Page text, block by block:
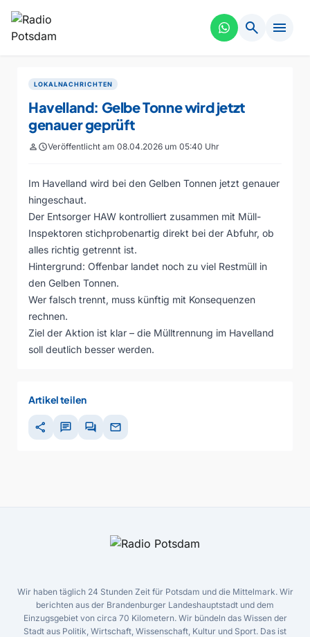
search menu
LOKALNACHRICHTEN
Havelland: Gelbe Tonne wird jetzt
genauer geprüft
personscheduleVeröffentlicht am 08.04.2026 um 05:40 Uhr
Im Havelland wird bei den Gelben Tonnen jetzt genauer
hingeschaut.
Der Entsorger HAW kontrolliert zusammen mit Müll-
Inspektoren stichprobenartig direkt bei der Abfuhr, ob
alles richtig getrennt ist.
Hintergrund: Offenbar landet noch zu viel Restmüll in
den Gelben Tonnen.
Wer falsch trennt, muss künftig mit Konsequenzen
rechnen.
Ziel der Aktion ist klar – die Mülltrennung im Havelland
soll deutlich besser werden.
Artikel teilen
share chat forum mail
Wir haben täglich 24 Stunden Zeit für Potsdam und die Mittelmark. Wir
berichten aus der Brandenburger Landeshauptstadt und dem
Einzugsgebiet von circa 70 Kilometern. Wir bündeln das Wissen der
Stadt aus Politik, Wirtschaft, Wissenschaft, Kultur und Sport. Das ist